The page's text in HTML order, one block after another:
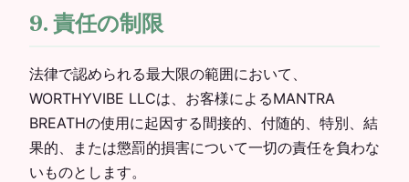
9. 責任の制限
法律で認められる最大限の範囲において、
WORTHYVIBE LLCは、お客様によるMANTRA
BREATHの使用に起因する間接的、付随的、特別、結
果的、または懲罰的損害について一切の責任を負わな
いものとします。